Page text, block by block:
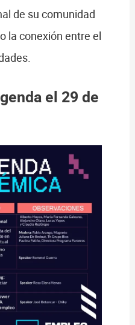
de su comunidad
la conexión entre el
el 29 de